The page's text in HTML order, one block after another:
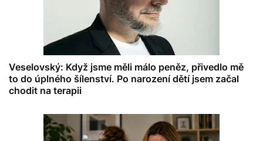
Veselovský: Když jsme měli málo peněz, přivedlo mě
to do úplného šílenství. Po narození dětí jsem začal
chodit na terapii